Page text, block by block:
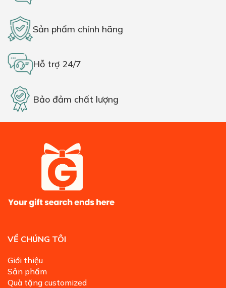
Sản phẩm chính hãng
Hỗ trợ 24/7
Bảo đảm chất lượng
VỀ CHÚNG TÔI
Giới thiệu
Sản phẩm
Quà tặng customized